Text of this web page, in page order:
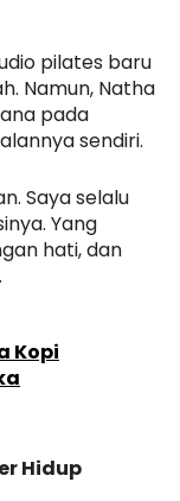
pilates baru
Namun, Natha
pada
sendiri.
Saya selalu
Yang
hati, dan
Kopi
Hidup